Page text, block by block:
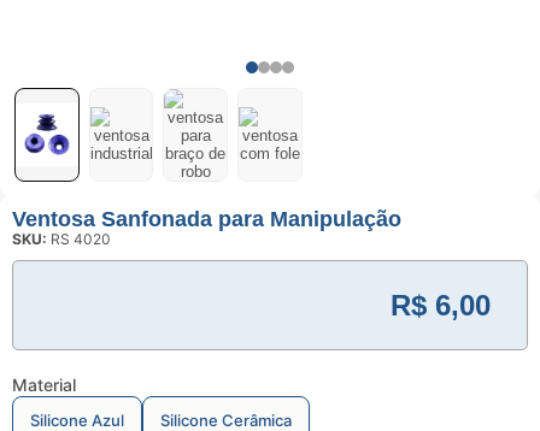
Ventosa Sanfonada para Manipulação
SKU: RS 4020
R$ 6,00
Material
Silicone Azul Silicone Cerâmica